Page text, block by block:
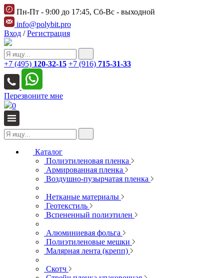
Пн-Пт - 9:00 до 17:45, Сб-Вс - выходной
info@polybit.pro
Вход /Регистрация
+7 (495) 120-32-15 +7 (916) 715-31-33
Перезвоните мне
0
Каталог
Полиэтиленовая пленка
Армированная пленка
Воздушно-пузырчатая пленка
Нетканые материалы
Геотекстиль
Вспененный полиэтилен
Алюминиевая фольга
Полиэтиленовые мешки
Малярная лента (крепп)
Скотч